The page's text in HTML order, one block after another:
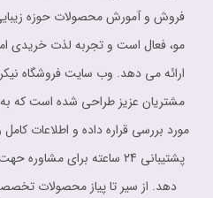
فروش و آمورش محصولات حوزه
مو، فعال است و تجربه لذت خریدی
ارائه می دهد. وب سایت فروشگاه
مشتریان عزیز طراحی شده است که
مورد بررسی قراره داده و اطلاعات
پشتیبانی 24 ساعته برای
دهد. از سیر تا پیاز محصولات